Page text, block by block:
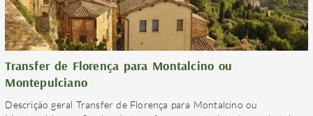
Transfer de Florença para Montalcino ou
Montepulciano
Descrição geral Transfer de Florença para Montalcino ou